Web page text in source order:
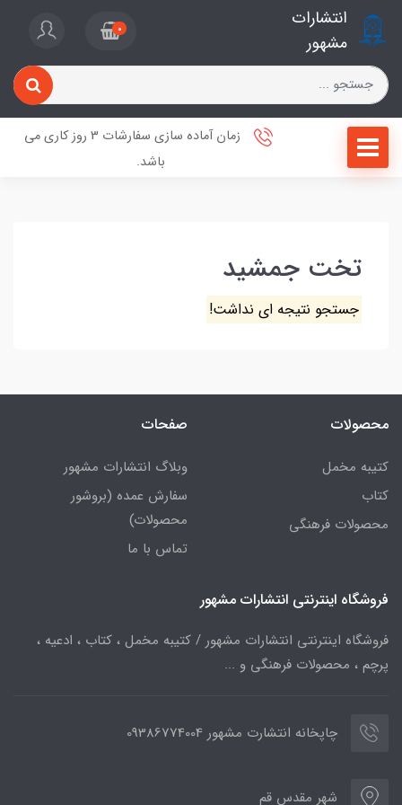
انتشارات
مشهور
0
زمان آماده سازی سفارشات 3 روز کاری می
باشد.
تخت جمشید
جستجو نتیجه ای نداشت!
محصولات
کتیبه مخمل
کتاب
محصولات فرهنگی
صفحات
وبلاگ انتشارات مشهور
سفارش عمده (بروشور
محصولات)
تماس با ما
فروشگاه اینترنتی انتشارات مشهور
فروشگاه اینترنتی انتشارات مشهور / کتیبه مخمل ، کتاب ، ادعیه ،
پرچم ، محصولات فرهنگی و ...
چاپخانه انتشارت مشهور 09386774004
شهر مقدس قم